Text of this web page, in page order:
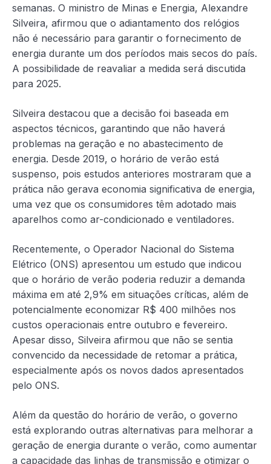
semanas. O ministro de Minas e Energia, Alexandre
Silveira, afirmou que o adiantamento dos relógios
não é necessário para garantir o fornecimento de
energia durante um dos períodos mais secos do país.
A possibilidade de reavaliar a medida será discutida
para 2025.
Silveira destacou que a decisão foi baseada em
aspectos técnicos, garantindo que não haverá
problemas na geração e no abastecimento de
energia. Desde 2019, o horário de verão está
suspenso, pois estudos anteriores mostraram que a
prática não gerava economia significativa de energia,
uma vez que os consumidores têm adotado mais
aparelhos como ar-condicionado e ventiladores.
Recentemente, o Operador Nacional do Sistema
Elétrico (ONS) apresentou um estudo que indicou
que o horário de verão poderia reduzir a demanda
máxima em até 2,9% em situações críticas, além de
potencialmente economizar R$ 400 milhões nos
custos operacionais entre outubro e fevereiro.
Apesar disso, Silveira afirmou que não se sentia
convencido da necessidade de retomar a prática,
especialmente após os novos dados apresentados
pelo ONS.
Além da questão do horário de verão, o governo
está explorando outras alternativas para melhorar a
geração de energia durante o verão, como aumentar
a capacidade das linhas de transmissão e otimizar o